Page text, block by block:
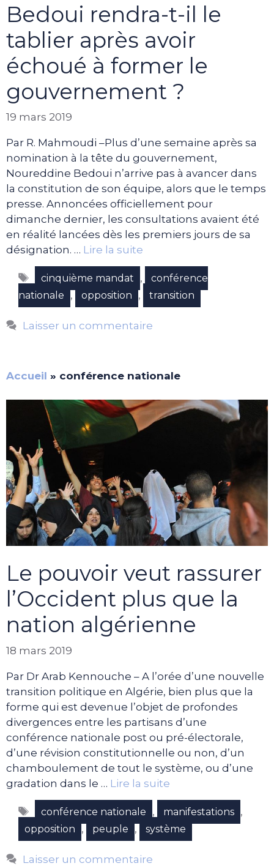
Bedoui rendra-t-il le
tablier après avoir
échoué à former le
gouvernement ?
19 mars 2019
Par R. Mahmoudi –Plus d’une semaine après sa
nomination à la tête du gouvernement,
Noureddine Bedoui n’arrive pas à avancer dans
la constitution de son équipe, alors que le temps
presse. Annoncées officiellement pour
dimanche dernier, les consultations avaient été
en réalité lancées dès les premiers jours de sa
désignation. … Lire la suite
Étiquettes
cinquième mandat ,
conférence
nationale
, opposition , transition
Laisser un commentaire
Accueil » conférence nationale
Le pouvoir veut rassurer
l’Occident plus que la
nation algérienne
18 mars 2019
Par Dr Arab Kennouche – A l’orée d’une nouvelle
transition politique en Algérie, bien plus que la
forme qui est devenue l’objet de profondes
divergences entre les partisans d’une
conférence nationale post ou pré-électorale,
d’une révision constitutionnelle ou non, d’un
chamboulement de tout le système, ou d’une
gradation dans le … Lire la suite
Étiquettes
conférence nationale , manifestations ,
opposition , peuple , système
Laisser un commentaire